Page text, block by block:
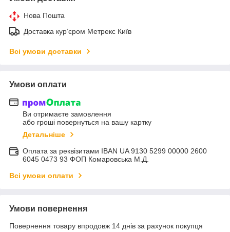
Нова Пошта
Доставка курʼєром Метрекс Київ
Всі умови доставки
Умови оплати
Ви отримаєте замовлення
або гроші повернуться на вашу картку
Детальніше
Оплата за реквізитами IBAN UA 9130 5299 00000 2600
6045 0473 93 ФОП Комаровська М.Д.
Всі умови оплати
Умови повернення
Повернення товару впродовж 14 днів за рахунок покупця